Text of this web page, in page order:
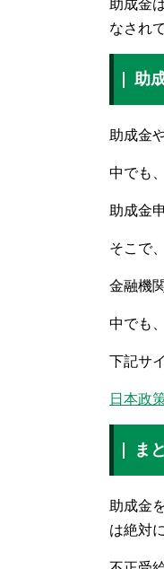
助成金
なされ
助
助成金
中でも
助成金
そこで
金融機
中でも
下記サ
日本政
ま
助成金
は絶対